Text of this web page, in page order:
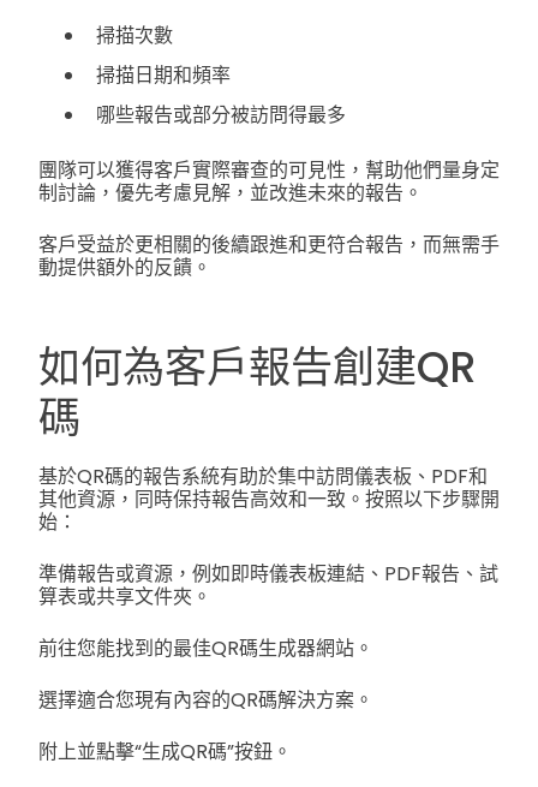
掃描次數
掃描日期和頻率
哪些報告或部分被訪問得最多
團隊可以獲得客戶實際審查的可見性，幫助他們量身定
制討論，優先考慮見解，並改進未來的報告。
客戶受益於更相關的後續跟進和更符合報告，而無需手
動提供額外的反饋。
如何為客戶報告創建QR
碼
基於QR碼的報告系統有助於集中訪問儀表板、PDF和
其他資源，同時保持報告高效和一致。按照以下步驟開
始：
準備報告或資源，例如即時儀表板連結、PDF報告、試
算表或共享文件夾。
前往您能找到的最佳QR碼生成器網站。
選擇適合您現有內容的QR碼解決方案。
附上並點擊“生成QR碼”按鈕。